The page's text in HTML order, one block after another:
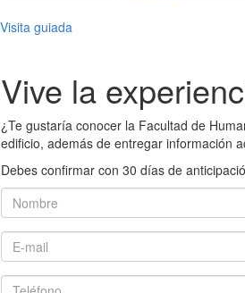
Visita guiada
Vive la
¿Te gustaría conocer la Facultad de
edificio, además de entregar información
Debes confirmar con 30 días de
Nombre
E-mail
Teléfono